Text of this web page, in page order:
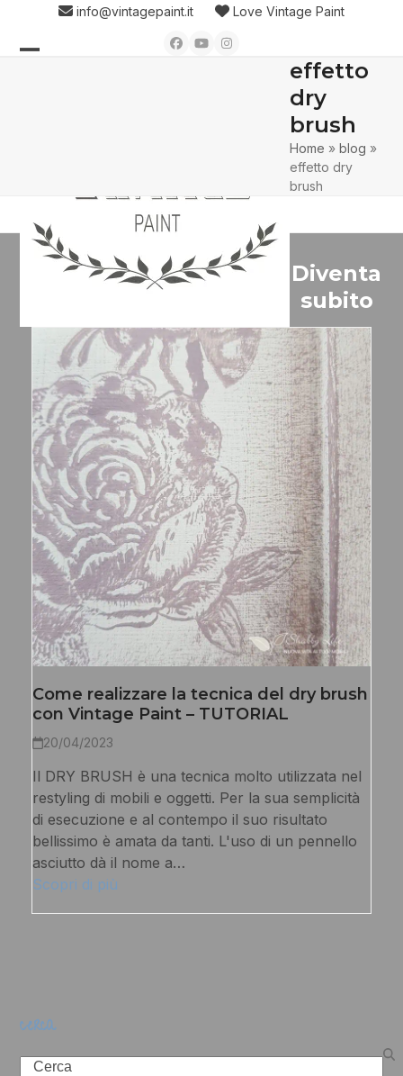
content
info@vintagepaint.it Love Vintage Paint
Facebook
YouTubeInstagram
effetto
dry
brush
Home »blog »
effetto dry
brush
Come realizzare la tecnica del dry brush
con Vintage Paint – TUTORIAL
20/04/2023
Il DRY BRUSH è una tecnica molto utilizzata nel
restyling di mobili e oggetti. Per la sua semplicità
di esecuzione e al contempo il suo risultato
bellissimo è amata da tanti. L'uso di un pennello
asciutto dà il nome a…
Scopri di più
cerca
Search
Diventa
subito